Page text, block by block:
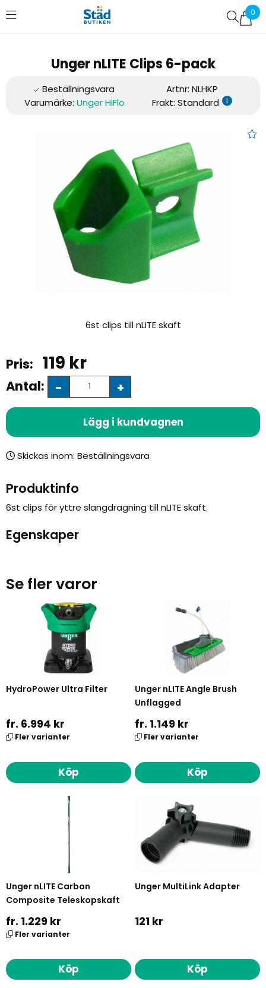
0
Favoriter (0)
Unger nLITE Clips 6-pack
Artnr: NLHKP
Varumärke: Unger HiFlo Frakt: Standard i
6st clips till nLITE skaft
119 kr
Antal: +
-
Lägg i kundvagnen
Skickas inom:
Produktinfo
6st clips för yttre slangdragning till nLITE skaft.
Egenskaper
Se fler varor
HydroPower Ultra Filter
fr. 6.994 kr
Fler varianter
Köp
Unger nLITE Angle Brush
Unflagged
fr. 1.149 kr
Fler varianter
Köp
Unger nLITE Carbon
Composite Teleskopskaft
fr. 1.229 kr
Fler varianter
Köp
Unger MultiLink Adapter
121 kr
Köp